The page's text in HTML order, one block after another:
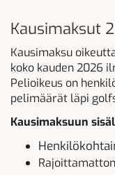
Kausimaksut
Kausimaksu
koko kauden 2026
Pelioikeus on
pelimäärät läpi
Kausimaksuun